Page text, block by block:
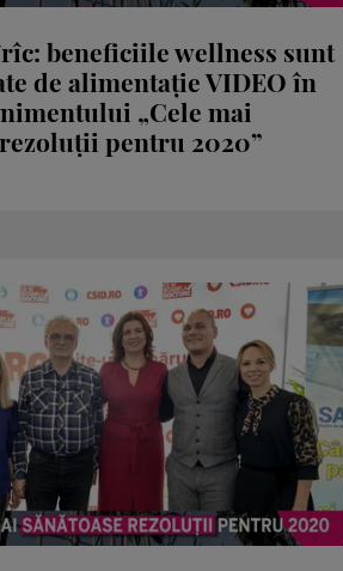
beneficiile wellness sunt
de alimentaţie VIDEO în
„Cele mai
pentru 2020”